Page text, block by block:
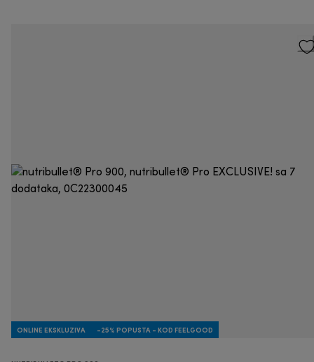
ONLINE EKSKLUZIVA -25% POPUSTA - KOD FEELGOOD